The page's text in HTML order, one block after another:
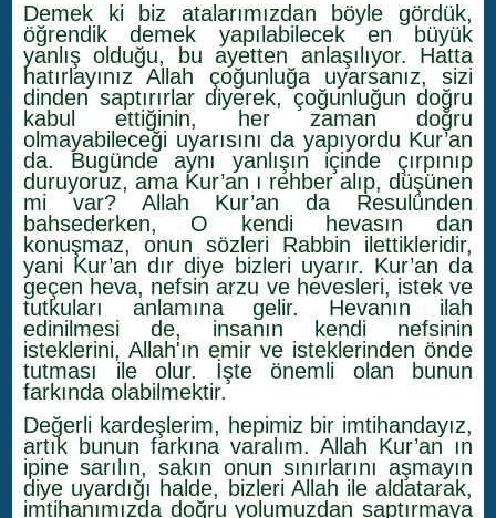
Demek ki biz atalarımızdan böyle gördük,
öğrendik demek yapılabilecek en büyük
yanlış olduğu, bu ayetten anlaşılıyor. Hatta
hatırlayınız Allah çoğunluğa uyarsanız, sizi
dinden saptırırlar diyerek, çoğunluğun doğru
kabul ettiğinin, her zaman doğru
olmayabileceği uyarısını da yapıyordu Kur’an
da. Bugünde aynı yanlışın içinde çırpınıp
duruyoruz, ama Kur’an ı rehber alıp, düşünen
mi var? Allah Kur’an da Resulünden
bahsederken, O kendi hevasın dan
konuşmaz, onun sözleri Rabbin ilettikleridir,
yani Kur’an dır diye bizleri uyarır. Kur’an da
geçen heva, nefsin arzu ve hevesleri, istek ve
tutkuları anlamına gelir. Hevanın ilah
edinilmesi de, insanın kendi nefsinin
isteklerini, Allah'ın emir ve isteklerinden önde
tutması ile olur. İşte önemli olan bunun
farkında olabilmektir.
Değerli kardeşlerim, hepimiz bir imtihandayız,
artık bunun farkına varalım. Allah Kur’an ın
ipine sarılın, sakın onun sınırlarını aşmayın
diye uyardığı halde, bizleri Allah ile aldatarak,
imtihanımızda doğru yolumuzdan saptırmaya